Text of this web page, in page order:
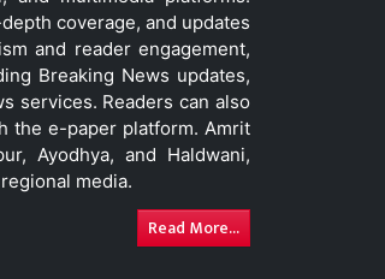
coverage, and updates
and reader engagement,
Breaking News updates,
services. Readers can also
the e-paper platform. Amrit
Ayodhya, and Haldwani,
media.
Read More...